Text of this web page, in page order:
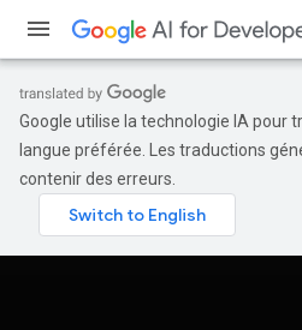
Google utilise la technologie IA pour
langue préférée. Les traductions
contenir des erreurs.